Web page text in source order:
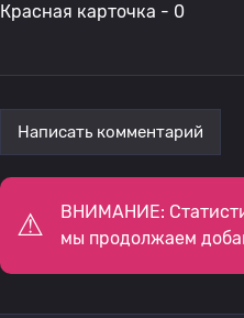
Красная карточка - 0
Написать комментарий
ВНИМАНИЕ:
мы продолжаем